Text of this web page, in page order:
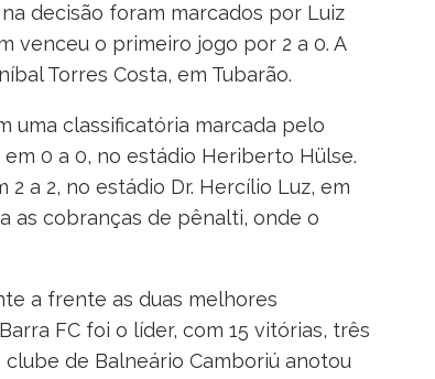
decisão foram marcados por Luiz
venceu o primeiro jogo por 2 a 0. A
Torres Costa, em Tubarão.
uma classificatória marcada pelo
0 a 0, no estádio Heriberto Hülse.
a 2, no estádio Dr. Hercílio Luz, em
as cobranças de pênalti, onde o
a frente as duas melhores
FC foi o líder, com 15 vitórias, três
de Balneário Camboriú anotou